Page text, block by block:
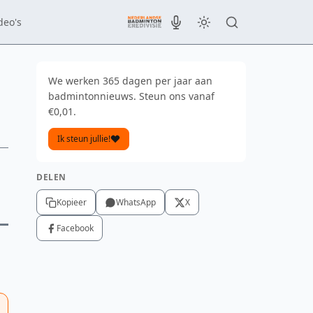
We werken 365 dagen per jaar aan
badmintonnieuws. Steun ons vanaf
€0,01.
Ik steun jullie!
DELEN
Kopieer WhatsApp X
Facebook